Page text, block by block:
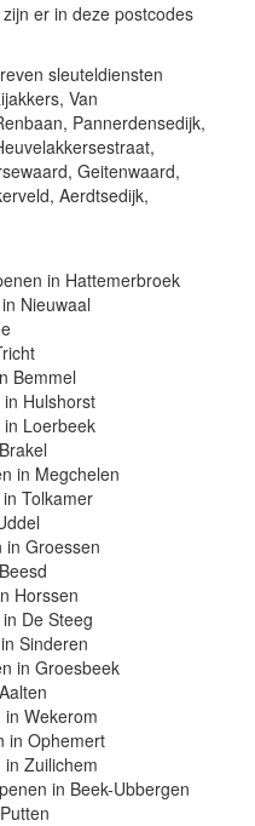
er in deze postcodes
sleuteldiensten
Van
Pannerdensedijk,
Geitenwaard,
Aerdtsedijk,
in Hattemerbroek
Nieuwaal
Bemmel
Hulshorst
Loerbeek
in Megchelen
Tolkamer
in Groessen
Horssen
De Steeg
Sinderen
in Groesbeek
Wekerom
in Ophemert
Zuilichem
in Beek-Ubbergen